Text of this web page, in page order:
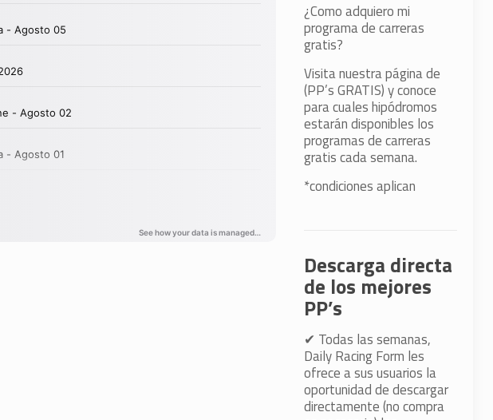
¿Como adquiero mi
programa de carreras
gratis?
Visita nuestra página de
(PP’s GRATIS) y conoce
para cuales hipódromos
estarán disponibles los
programas de carreras
gratis cada semana.
*condiciones aplican
Descarga directa
de los mejores
PP’s
✔ Todas las semanas,
Daily Racing Form les
ofrece a sus usuarios la
oportunidad de descargar
directamente (no compra